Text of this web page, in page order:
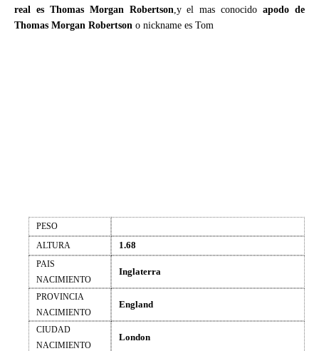
real es Thomas Morgan Robertson,y el mas conocidoapodo de
Thomas Morgan Robertson o nickname es Tom
PESO
ALTURA
1.68
PAIS
NACIMIENTO
Inglaterra
PROVINCIA
NACIMIENTO
England
CIUDAD
NACIMIENTO
London